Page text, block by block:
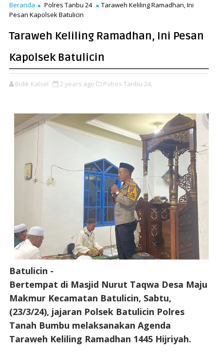
Beranda Polres Tanbu 24
Taraweh Keliling Ramadhan, Ini
Pesan Kapolsek Batulicin
Taraweh Keliling Ramadhan, Ini Pesan
Kapolsek Batulicin
Bidik Kalsel 2 years ago Polres Tanbu 24,
Batulicin -
Bertempat di Masjid Nurut Taqwa Desa Maju
Makmur Kecamatan Batulicin, Sabtu,
(23/3/24), jajaran Polsek Batulicin Polres
Tanah Bumbu melaksanakan Agenda
Taraweh Keliling Ramadhan 1445 Hijriyah.